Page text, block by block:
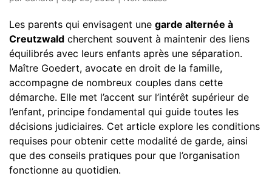
Les parents qui envisagent une garde alternée à
Creutzwald cherchent souvent à maintenir des liens
équilibrés avec leurs enfants après une séparation.
Maître Goedert, avocate en droit de la famille,
accompagne de nombreux couples dans cette
démarche. Elle met l’accent sur l’intérêt supérieur de
l’enfant, principe fondamental qui guide toutes les
décisions judiciaires. Cet article explore les conditions
requises pour obtenir cette modalité de garde, ainsi
que des conseils pratiques pour que l’organisation
fonctionne au quotidien.